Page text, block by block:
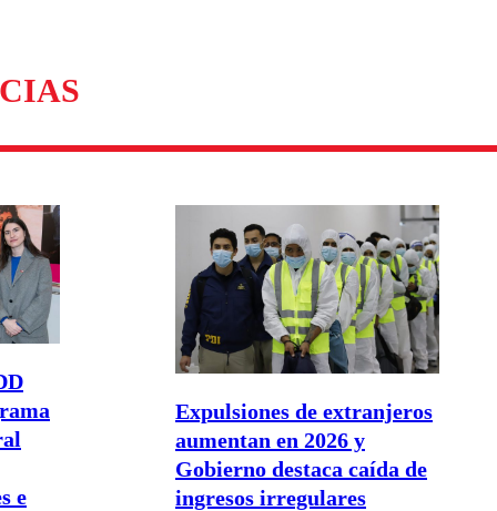
e
Expulsiones de extranjeros
aumentan en 2026 y
Gobierno destaca caída de
ingresos irregulares